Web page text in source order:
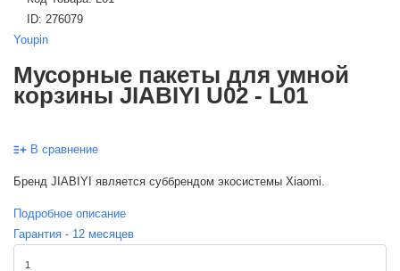
ID: 276079
Youpin
Мусорные пакеты для умной
корзины JIABIYI U02 - L01
В сравнение
Бренд JIABIYI является суббрендом экосистемы Xiaomi.
Подробное описание
Гарантия - 12 месяцев